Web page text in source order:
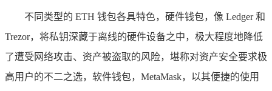
不同类型的 ETH 钱包各具特色，硬件钱包，像 Ledger 和
Trezor，将私钥深藏于离线的硬件设备之中，极大程度地降低
了遭受网络攻击、资产被盗取的风险，堪称对资产安全要求极
高用户的不二之选，软件钱包，MetaMask，以其便捷的使用